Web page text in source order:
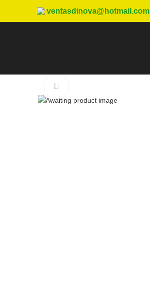
ventasdinova@hotmail.com